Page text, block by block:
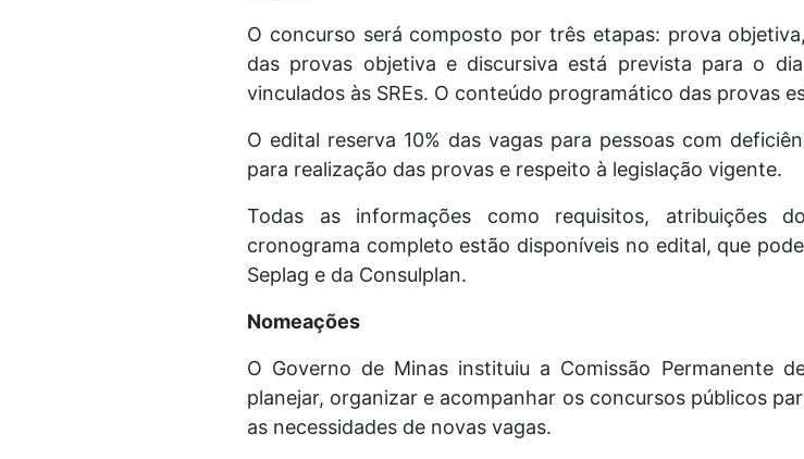
O concurso será composto por três etapas: prova
das provas objetiva e discursiva está prevista para o
vinculados às SREs. O conteúdo programático das provas
O edital reserva 10% das vagas para pessoas com
para realização das provas e respeito à legislação vigente.
Todas as informações como requisitos, atribuições
cronograma completo estão disponíveis no edital, que
Seplag e da Consulplan.
Nomeações
O Governo de Minas instituiu a Comissão Permanente
planejar, organizar e acompanhar os concursos públicos
as necessidades de novas vagas.